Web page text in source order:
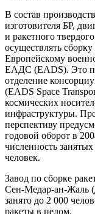
В состав
изготовителя БР,
и ракетного
осуществлять
Европейскому
ЕАДС (EADS). Это
отделение
(EADS Space
космических
инфраструктуры.
перспективу
годовой оборот в
численность
человек.
Завод по сборке
Сен-Медар-ан-Жаль
занято до 2 000
ракеты в целом.